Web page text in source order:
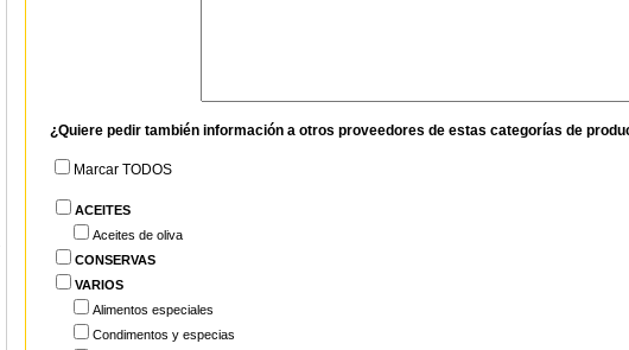
¿Quiere pedir también información a otros proveedores de estas categorías de
Marcar TODOS
ACEITES
Aceites de oliva
CONSERVAS
VARIOS
Alimentos especiales
Condimentos y especias